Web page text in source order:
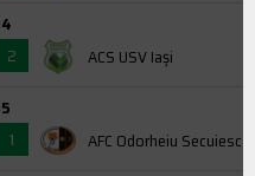
2 ACS USV Iaşi
1 AFC Odorheiu Secuiesc